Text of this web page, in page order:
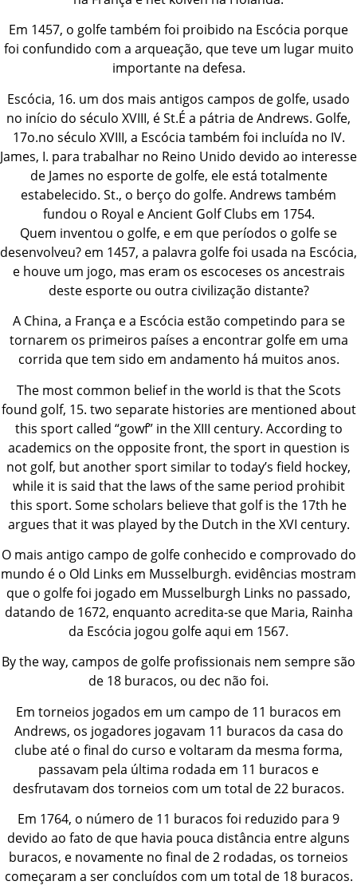
Em 1457, o golfe também foi proibido na Escócia porque
foi confundido com a arqueação, que teve um lugar muito
importante na defesa.
Escócia, 16. um dos mais antigos campos de golfe, usado
no início do século XVIII, é St.É a pátria de Andrews. Golfe,
17o.no século XVIII, a Escócia também foi incluída no IV.
James, I. para trabalhar no Reino Unido devido ao interesse
de James no esporte de golfe, ele está totalmente
estabelecido. St., o berço do golfe. Andrews também
fundou o Royal e Ancient Golf Clubs em 1754.
Quem inventou o golfe, e em que períodos o golfe se
desenvolveu? em 1457, a palavra golfe foi usada na Escócia,
e houve um jogo, mas eram os escoceses os ancestrais
deste esporte ou outra civilização distante?
A China, a França e a Escócia estão competindo para se
tornarem os primeiros países a encontrar golfe em uma
corrida que tem sido em andamento há muitos anos.
The most common belief in the world is that the Scots
found golf, 15. two separate histories are mentioned about
this sport called “gowf” in the XIII century. According to
academics on the opposite front, the sport in question is
not golf, but another sport similar to today’s field hockey,
while it is said that the laws of the same period prohibit
this sport. Some scholars believe that golf is the 17th he
argues that it was played by the Dutch in the XVI century.
O mais antigo campo de golfe conhecido e comprovado do
mundo é o Old Links em Musselburgh. evidências mostram
que o golfe foi jogado em Musselburgh Links no passado,
datando de 1672, enquanto acredita-se que Maria, Rainha
da Escócia jogou golfe aqui em 1567.
By the way, campos de golfe profissionais nem sempre são
de 18 buracos, ou dec não foi.
Em torneios jogados em um campo de 11 buracos em
Andrews, os jogadores jogavam 11 buracos da casa do
clube até o final do curso e voltaram da mesma forma,
passavam pela última rodada em 11 buracos e
desfrutavam dos torneios com um total de 22 buracos.
Em 1764, o número de 11 buracos foi reduzido para 9
devido ao fato de que havia pouca distância entre alguns
buracos, e novamente no final de 2 rodadas, os torneios
começaram a ser concluídos com um total de 18 buracos.